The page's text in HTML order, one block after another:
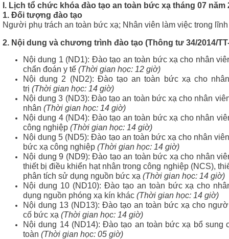
xạ,
I. Lịch tổ chức khóa đào tạo an toàn bức xạ tháng 07 năm
1. Đối tượng đào tạo
Người phụ trách an toàn bức xạ; Nhân viên làm việc trong
2. Nội dung và chương trình đào tạo (Thông tư 34/2014/
Nội dung 1 (ND1): Đào tạo an toàn bức xạ cho nhân
chẩn đoán y tế (Thời gian học: 12 giờ)
Nội dung 2 (ND2): Đào tạo an toàn bức xạ cho
trị (Thời gian học: 14 giờ)
Nội dung 3 (ND3): Đào tạo an toàn bức xạ cho nhân
nhân (Thời gian học: 14 giờ)
Nội dung 4 (ND4): Đào tạo an toàn bức xạ cho nhân
công nghiệp (Thời gian học: 14 giờ)
Nội dung 5 (ND5): Đào tạo an toàn bức xạ cho nhân
bức xạ công nghiệp (Thời gian học: 14 giờ)
Nội dung 9 (ND9): Đào tạo an toàn bức xạ cho nhân
thiết bị điều khiển hạt nhân trong công nghiệp (NCS),
phân tích sử dụng nguồn bức xạ (Thời gian học: 14 giờ)
Nội dung 10 (ND10): Đào tạo an toàn bức xạ cho
dụng nguồn phóng xạ kín khác (Thời gian học: 14 giờ)
Nội dung 13 (ND13): Đào tạo an toàn bức xạ cho
cố bức xạ (Thời gian học: 14 giờ)
Nội dung 14 (ND14): Đào tạo an toàn bức xạ bổ sung
toàn (Thời gian học: 05 giờ)